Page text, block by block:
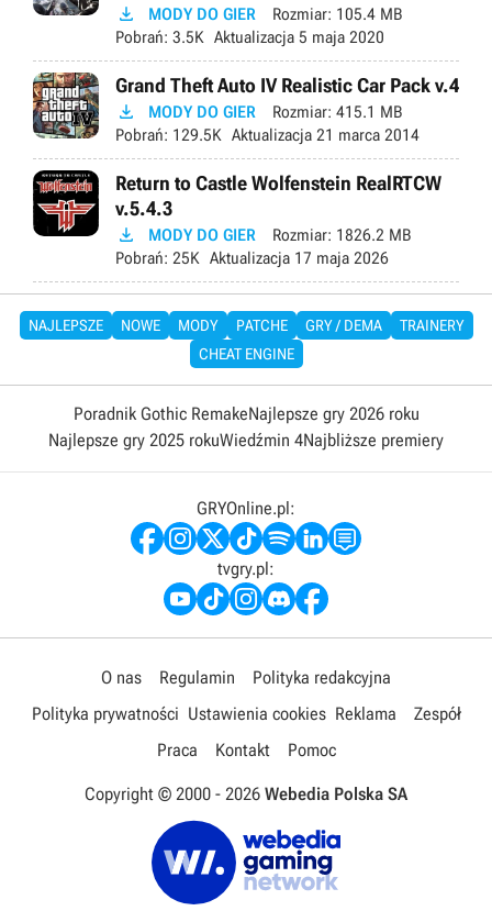
 MODY DO GIER Rozmiar: 105.4 MB
Pobrań: 3.5K Aktualizacja 5 maja 2020
Grand Theft Auto IV Realistic Car Pack v.4
 MODY DO GIER Rozmiar: 415.1 MB
Pobrań: 129.5K Aktualizacja 21 marca 2014
Return to Castle Wolfenstein RealRTCW
v.5.4.3
 MODY DO GIER Rozmiar: 1826.2 MB
Pobrań: 25K Aktualizacja 17 maja 2026
NAJLEPSZE NOWE MODY PATCHE GRY / DEMA
TRAINERY
CHEAT ENGINE
Poradnik Gothic RemakeNajlepsze gry 2026 roku
Najlepsze gry 2025 rokuWiedźmin 4Najbliższe premiery
GRYOnline.pl:
tvgry.pl:
O nas Regulamin
Polityka redakcyjna
Polityka prywatności Ustawienia cookies Reklama
Zespół
Praca
Kontakt Pomoc
Copyright © 2000 - 2026 Webedia Polska SA